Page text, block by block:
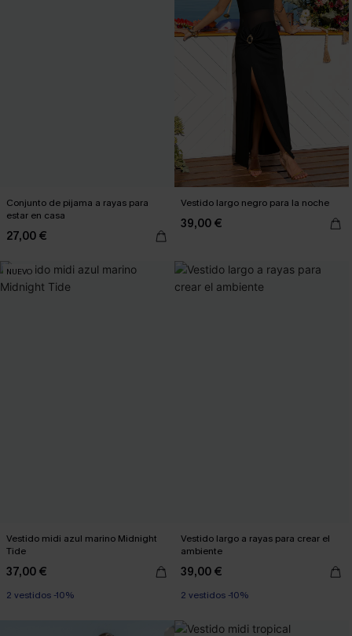
Conjunto de pijama a rayas para
estar en casa
27,00 €
Vestido largo negro para la noche
39,00 €
NUEVO
Vestido midi azul marino Midnight
Tide
37,00 €
2 vestidos -10%
Vestido largo a rayas para crear el
ambiente
39,00 €
2 vestidos -10%